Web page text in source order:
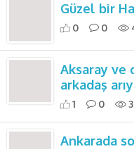
Güzel bir
0 0
Aksaray ve
arkadaş
1 0
Ankarada